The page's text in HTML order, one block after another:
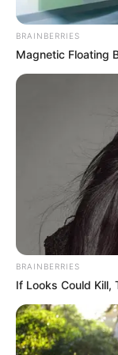
Alerta
Febrero 16, 2019
BRAINBERRIES
Magnetic Floating
BRAINBERRIES
If Looks Could Kill,